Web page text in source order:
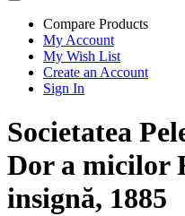
Compare Products
My Account
My Wish List
Create an Account
Sign In
Societatea
Dor a micilor
insignă, 1885